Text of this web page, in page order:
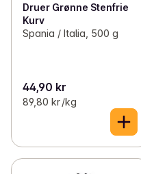
Druer Grønne Stenfrie
Kurv
Spania / Italia, 500 g
44,90 kr
89,80 kr /kg